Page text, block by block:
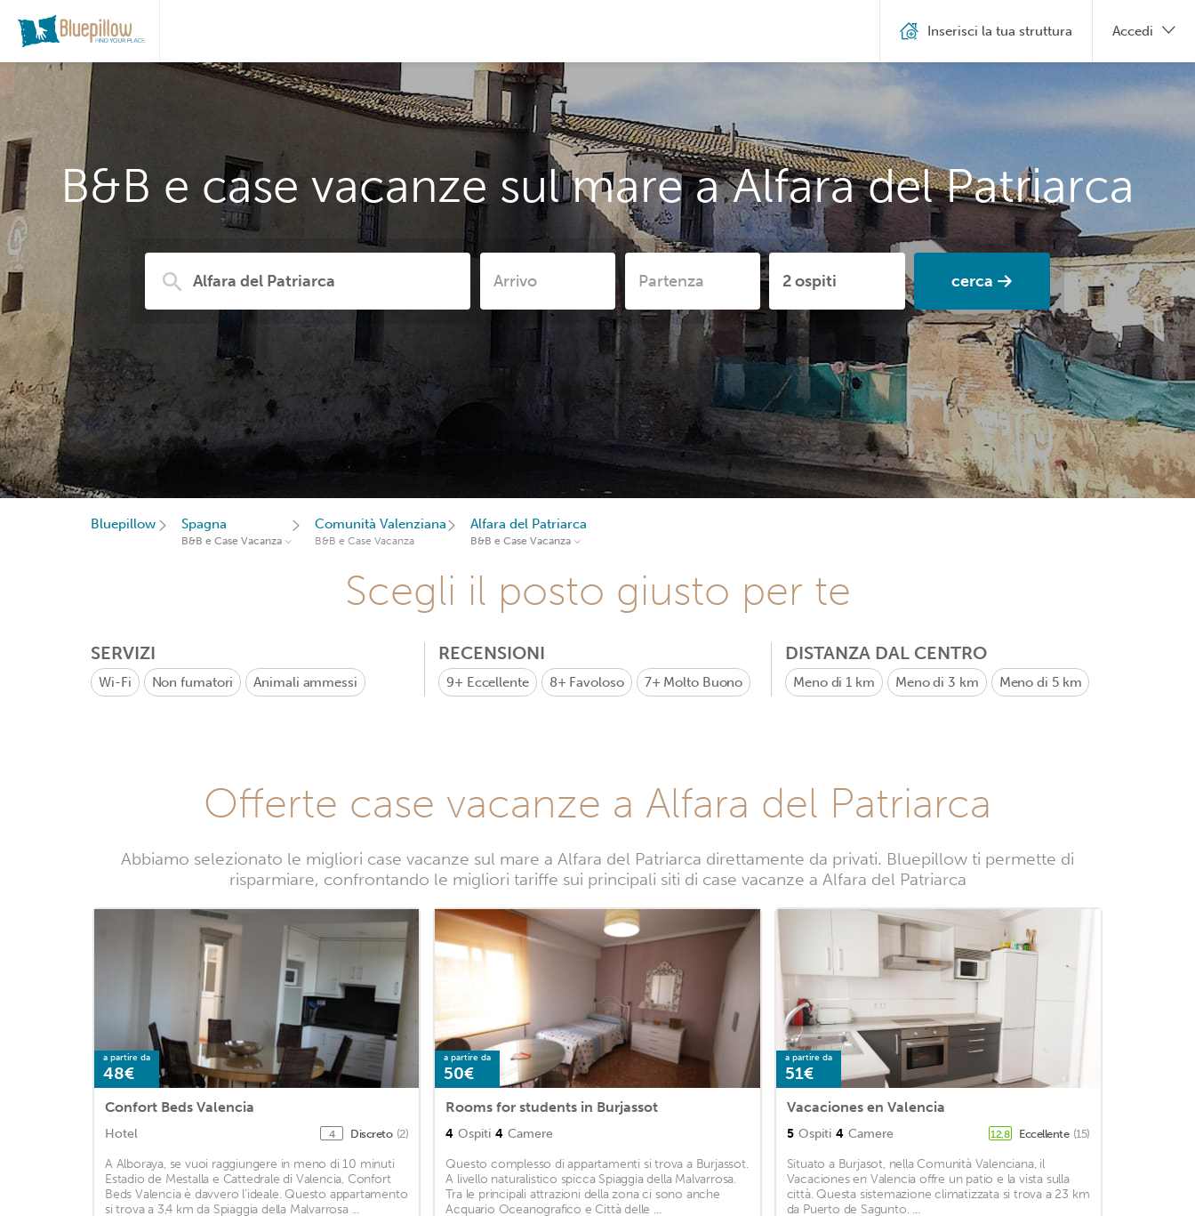
B&B e case vacanze sul mare a Alfara del Patriarca
cerca
Inserisci la tua struttura Accedi
Bluepillow Spagna
B&B e Case Vacanza
Comunità Valenziana
B&B e Case Vacanza
Alfara del Patriarca
B&B e Case Vacanza
Scegli il posto giusto per te
SERVIZI
Wi-Fi Non fumatori Animali ammessi
RECENSIONI
9+ Eccellente 8+ Favoloso 7+ Molto Buono
DISTANZA DAL CENTRO
Meno di 1 km Meno di 3 km Meno di 5 km
Offerte case vacanze a Alfara del Patriarca
Abbiamo selezionato le migliori case vacanze sul mare a Alfara del Patriarca direttamente da privati. Bluepillow ti permette di
risparmiare, confrontando le migliori tariffe sui principali siti di case vacanze a Alfara del Patriarca
a partire da
48€
Confort Beds Valencia
Hotel 4 Discreto (2)
A Alboraya, se vuoi raggiungere in meno di 10 minuti
Estadio de Mestalla e Cattedrale di Valencia, Confort
Beds Valencia è davvero l'ideale. Questo appartamento
si trova a 3,4 km da Spiaggia della Malvarrosa ...
a partire da
50€
Rooms for students in Burjassot
4 Ospiti 4 Camere
Questo complesso di appartamenti si trova a Burjassot.
A livello naturalistico spicca Spiaggia della Malvarrosa.
Tra le principali attrazioni della zona ci sono anche
Acquario Oceanografico e Città delle ...
a partire da
51€
Vacaciones en Valencia
5 Ospiti 4 Camere 12,8 Eccellente (15)
Situato a Burjasot, nella Comunità Valenciana, il
Vacaciones en Valencia offre un patio e la vista sulla
città. Questa sistemazione climatizzata si trova a 23 km
da Puerto de Sagunto. ...